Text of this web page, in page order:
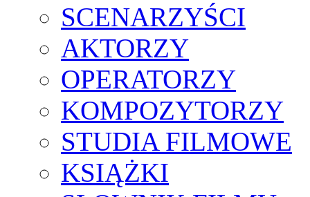
SCENARZYŚCI
AKTORZY
OPERATORZY
KOMPOZYTORZY
STUDIA FILMOWE
KSIĄŻKI